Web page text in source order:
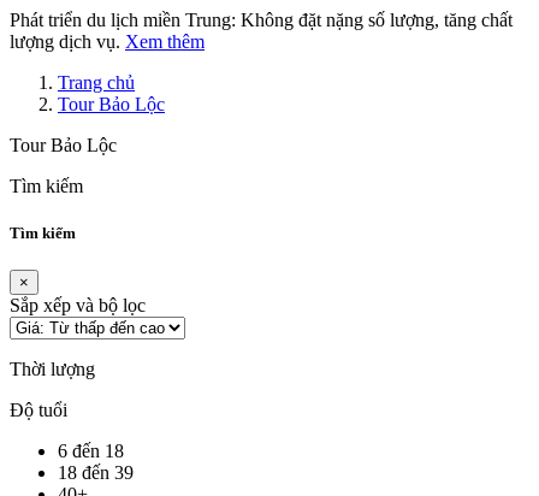
Phát triển du lịch miền Trung: Không đặt nặng số lượng, tăng chất
lượng dịch vụ. Xem thêm
Trang chủ
Tour Bảo Lộc
Tour Bảo Lộc
Tìm kiếm
Tìm kiếm
×
Sắp xếp và bộ lọc
Thời lượng
Độ tuổi
6 đến 18
18 đến 39